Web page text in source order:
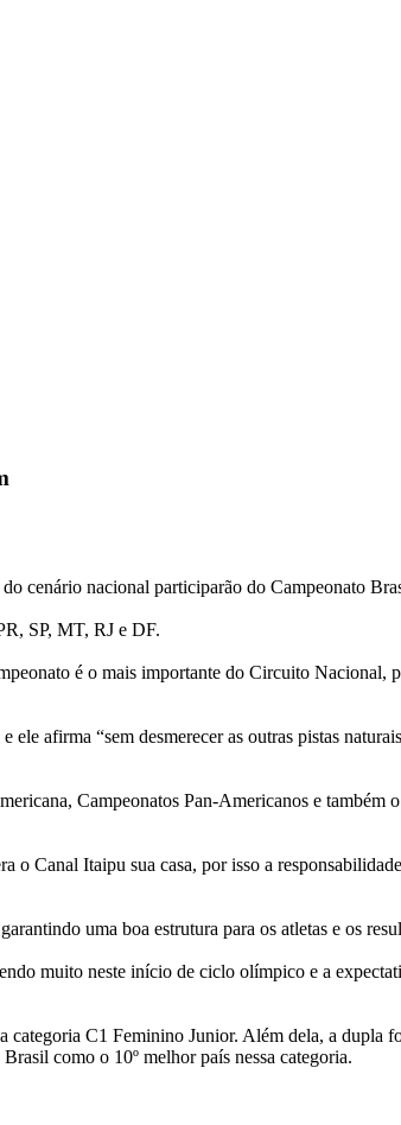
cenário nacional participarão do Campeonato
SP, MT, RJ e DF.
é o mais importante do Circuito Nacional,
afirma “sem desmerecer as outras pistas
Campeonatos Pan-Americanos e
Canal Itaipu sua casa, por isso a
uma boa estrutura para os atletas e os
muito neste início de ciclo olímpico e a
C1 Feminino Junior. Além dela, a dupla
como o 10º melhor país nessa categoria.